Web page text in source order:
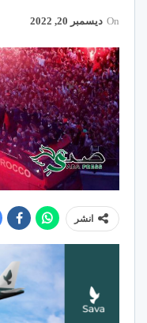
On ديسمبر 20, 2022
انشر